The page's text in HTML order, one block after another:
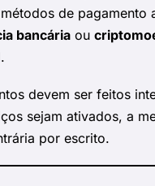
de pagamento
bancária ou
devem ser feitos
sejam ativados, a
por escrito.